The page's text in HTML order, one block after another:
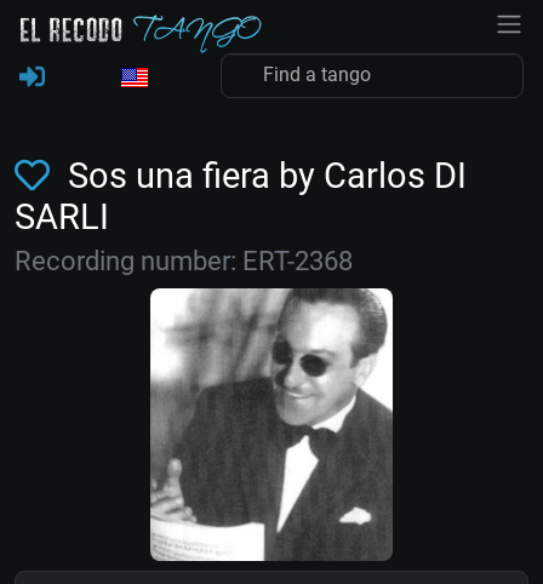
Sos una fiera by Carlos DI
SARLI
Recording number: ERT-2368